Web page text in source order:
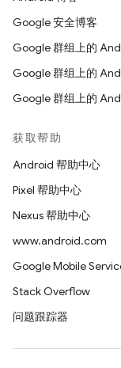
Google 安全博客
Google 群组上的
Google 群组上的
Google 群组上的
获取帮助
Android 帮助中心
Pixel 帮助中心
Nexus 帮助中心
www.android.com
Google Mobile
Stack Overflow
问题跟踪器